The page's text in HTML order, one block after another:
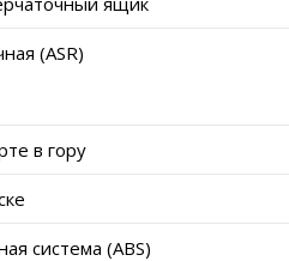
(ASR)
в гору
система (ABS)